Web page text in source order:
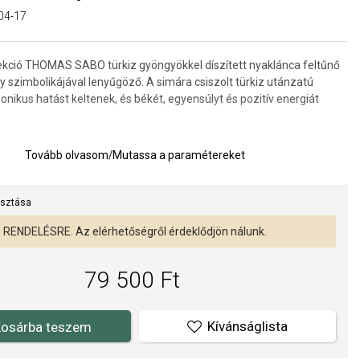
17
THOMAS SABO türkiz gyöngyökkel díszített nyaklánca feltűnő
szimbolikájával lenyűgöző. A simára csiszolt türkiz utánzatú
hatást keltenek, és békét, egyensúlyt és pozitív energiát
erőt és a harmóniát szimbolizálja. Ez a jellegzetes motívum egy
ideális önmagában vagy más ékszerekkel rétegezve
vonzza a tekintetet.
SABO hivatalos forgalmazója. Biztos lehet benne, hogy eredeti
a komplett márkás csomagolásban.
Tovább olvasom/Mutassa a paramétereket
RENDELÉSRE. Az elérhetőségről érdeklődjön nálunk.
79 500 Ft
teszem Kívánságlista